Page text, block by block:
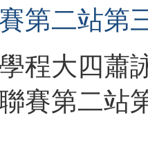
第二站第
程大四蕭
賽第二站